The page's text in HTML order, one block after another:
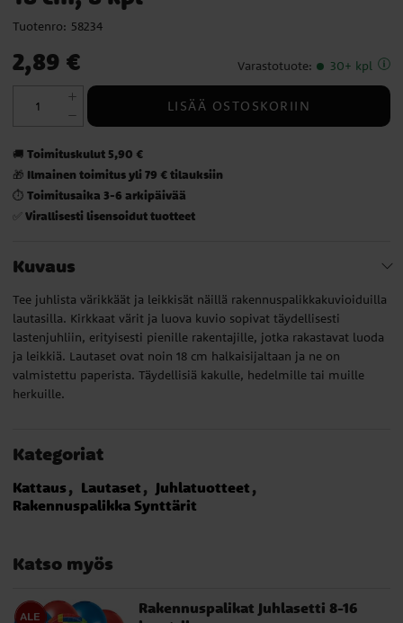
Tuotenro: 58234
Hinta:2,89 €
2,89 € Varastotuote: 30+ kpl
LISÄÄ OSTOSKORIIN
🚚 Toimituskulut 5,90 €
🎁 Ilmainen toimitus yli 79 € tilauksiin
⏱️ Toimitusaika 3-6 arkipäivää
✅ Virallisesti lisensoidut tuotteet
Kuvaus
Tee juhlista värikkäät ja leikkisät näillä rakennuspalikkakuvioiduilla
lautasilla. Kirkkaat värit ja luova kuvio sopivat täydellisesti
lastenjuhliin, erityisesti pienille rakentajille, jotka rakastavat luoda
ja leikkiä. Lautaset ovat noin 18 cm halkaisijaltaan ja ne on
valmistettu paperista. Täydellisiä kakulle, hedelmille tai muille
herkuille.
Kategoriat
Kattaus Lautaset
Juhlatuotteet
Rakennuspalikka Synttärit
Katso myös
Rakennuspalikat Juhlasetti 8-16